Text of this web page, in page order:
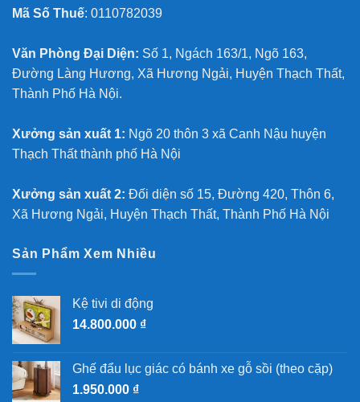
Mã Số Thuế: 0110782039
Văn Phòng Đại Diện: Số 1, Ngách 163/1, Ngõ 163,
Đường Làng Hương, Xã Hương Ngải, Huyện Thạch Thất,
Thành Phố Hà Nội.
Xưởng sản xuất 1: Ngõ 20 thôn 3 xã Canh Nậu huyện
Thạch Thất thành phố Hà Nội
Xưởng sản xuất 2: Đối diện số 15, Đường 420, Thôn 6,
Xã Hương Ngải, Huyện Thạch Thất, Thành Phố Hà Nội
Sản Phẩm Xem Nhiều
Kệ tivi di động
14.800.000 ₫
Ghế đẩu lục giác có bánh xe gỗ sồi (theo cặp)
1.950.000 ₫